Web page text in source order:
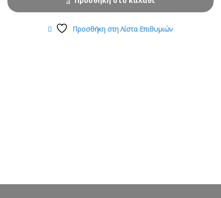
Προσθήκη στη Λίστα Επιθυμιών
d